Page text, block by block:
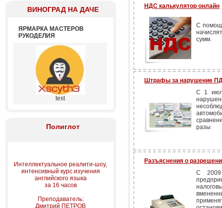
ВИНОГРАД НА ДАЧЕ
ЯРМАРКА МАСТЕРОВ
РУКОДЕЛИЯ
test
Полиглот
Интеллектуальное реалити-шоу,
интенсивный курс изучения
английского языка
за 16 часов
Преподаватель:
Дмитрий ПЕТРОВ
НДС калькулятор онлайн
С
сумм.
Штрафы за нарушение
С 1
разы
Разъяснения о
С 2009